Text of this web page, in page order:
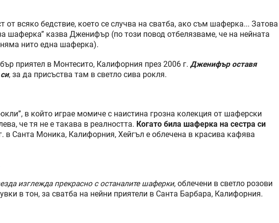
от всяко бедствие, което се случва на сватба, ако съм шаферка... Затова
шаферка” казва Дженифър (по този повод отбелязваме, че на нейната
нито една шаферка).
приятел в Монтесито, Калифорния през 2006 г. Дженифър оставя
, за да присъства там в светло сива рокля.
в който играе момиче с наистина грозна колекция от шаферски
че тя не е такава в реалността. Когато била шаферка на сестра си
в Санта Моника, Калифорния, Хейгъл е облечена в красива кафява
изглежда прекрасно с останалите шаферки, облечени в светло розови
в тон, за сватба на нейни приятели в Санта Барбара, Калифорния.